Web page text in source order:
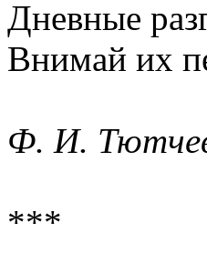
Дневные
Внимай их
Ф. И.
***